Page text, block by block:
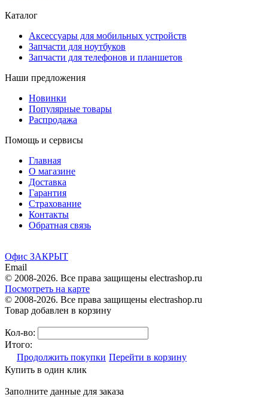
Каталог
Аксессуары для мобильных устройств
Запчасти для ноутбуков
Запчасти для телефонов и планшетов
Наши предложения
Новинки
Популярные товары
Распродажа
Помощь и сервисы
Главная
О магазине
Доставка
Гарантия
Страхование
Контакты
Обратная связь
Офис ЗАКРЫТ
Email
© 2008-2026. Все права защищены electrashop.ru
Посмотреть на карте
© 2008-2026. Все права защищены electrashop.ru
Товар добавлен в корзину
Кол-во:
Итого:
Продолжить покупки Перейти в корзину
Купить в один клик
Заполните данные для заказа